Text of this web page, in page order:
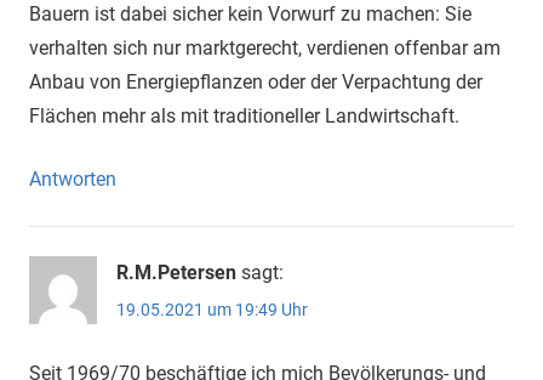
Bauern ist dabei sicher kein Vorwurf zu machen: Sie
verhalten sich nur marktgerecht, verdienen offenbar am
Anbau von Energiepflanzen oder der Verpachtung der
Flächen mehr als mit traditioneller Landwirtschaft.
Antworten
R.M.Petersen sagt:
19.05.2021 um 19:49 Uhr
Seit 1969/70 beschäftige ich mich Bevölkerungs- und